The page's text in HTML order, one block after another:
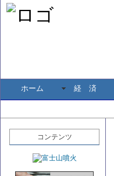
ホーム 経 済
コンテンツ